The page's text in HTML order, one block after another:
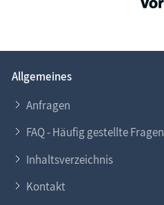
Allgemeines
Anfragen
FAQ - Häufig gestellte Fragen
Inhaltsverzeichnis
Kontakt